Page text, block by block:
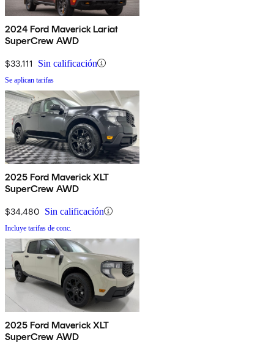
2024 Ford Maverick Lariat
SuperCrew AWD
$33,111 Sin calificación
Se aplican tarifas
2025 Ford Maverick XLT
SuperCrew AWD
$34,480 Sin calificación
Incluye tarifas de conc.
2025 Ford Maverick XLT
SuperCrew AWD